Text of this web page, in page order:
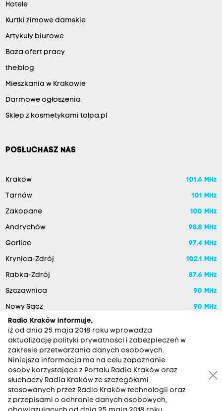
Hotele
Kurtki zimowe damskie
Artykuły biurowe
Baza ofert pracy
the:blog
Mieszkania w Krakowie
Darmowe ogłoszenia
Sklep z kosmetykami tolpa.pl
POSŁUCHASZ NAS
Kraków 101.6 MHz
Tarnów 101 MHz
Zakopane 100 MHz
Andrychów 98.8 MHz
Gorlice 97.4 MHz
Krynica-Zdrój 102.1 MHz
Rabka-Zdrój 87.6 MHz
Szczawnica 90 MHz
Nowy Sącz 90 MHz
RADIO KRAKÓW SA. Aleja Juliusza Słowackiego 22, 30-007
Kraków
Radio Kraków informuje,
iż od dnia 25 maja 2018 roku wprowadza
aktualizację polityki prywatności i zabezpieczeń w
zakresie przetwarzania danych osobowych.
Niniejsza informacja ma na celu zapoznanie
osoby korzystające z Portalu Radia Kraków oraz
słuchaczy Radia Kraków ze szczegółami
stosowanych przez Radio Kraków technologii oraz
z przepisami o ochronie danych osobowych,